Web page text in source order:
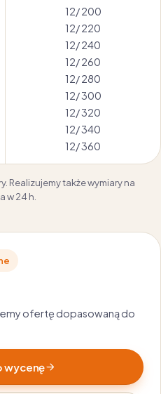
12/ 200
12/ 220
12/ 240
12/ 260
12/ 280
12/ 300
12/ 320
12/ 340
12/ 360
Realizujemy także wymiary na
w 24 h.
ofertę dopasowaną do
wycenę